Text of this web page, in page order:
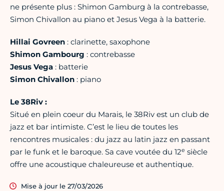
ne présente plus : Shimon Gamburg à la contrebasse,
Simon Chivallon au piano et Jesus Vega à la batterie.
Hillai Govreen : clarinette, saxophone
Shimon Gambourg : contrebasse
Jesus Vega : batterie
Simon Chivallon : piano
Le 38Riv :
Situé en plein coeur du Marais, le 38Riv est un club de
jazz et bar intimiste. C’est le lieu de toutes les
rencontres musicales : du jazz au latin jazz en passant
par le funk et le baroque. Sa cave voutée du 12e siècle
offre une acoustique chaleureuse et authentique.
Mise à jour le 27/03/2026